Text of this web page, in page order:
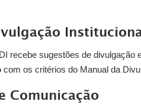
recebe sugestões de divulgação
com os critérios do Manual da
Comunicação